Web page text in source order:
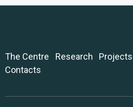
The Centre Research Projects
Contacts